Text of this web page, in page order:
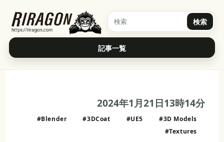
検索
記事一覧
2024年1月21日13時14分
#Blender #3DCoat #UE5
#3D Models
#Textures